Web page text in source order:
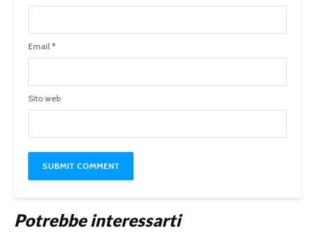
Email *
Sito web
Potrebbe interessarti